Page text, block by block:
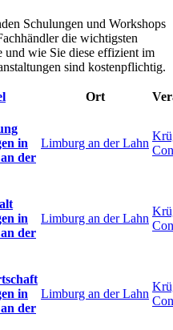
Schulungen und Workshops
die wichtigsten
wie Sie diese effizient im
sind kostenpflichtig.
Ort
in
der
Limburg an der Lahn
in
der
Limburg an der Lahn
in
der
Limburg an der Lahn